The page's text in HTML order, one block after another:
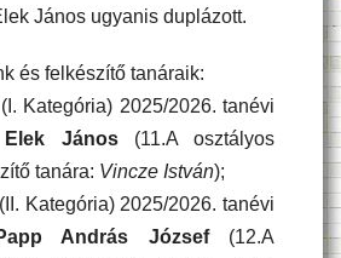
János ugyanis duplázott.
és felkészítő tanáraik:
Kategória) 2025/2026. tanévi
Elek János(11.A osztályos
tanára: Vincze István);
Kategória) 2025/2026. tanévi
András József(12.A